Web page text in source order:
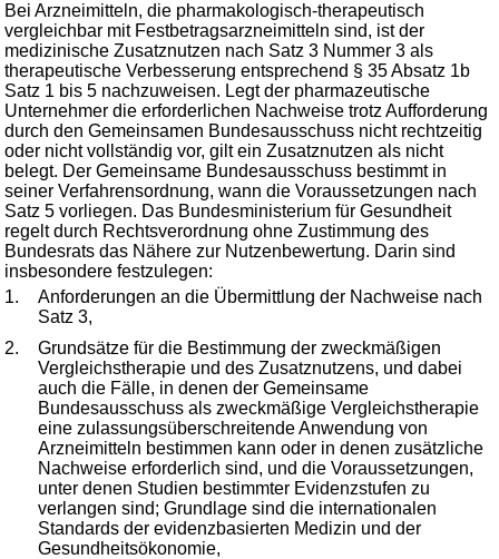
Bei Arzneimitteln, die pharmakologisch-therapeutisch
vergleichbar mit Festbetragsarzneimitteln sind, ist der
medizinische Zusatznutzen nach Satz 3 Nummer 3 als
therapeutische Verbesserung entsprechend § 35 Absatz 1b
Satz 1 bis 5 nachzuweisen. Legt der pharmazeutische
Unternehmer die erforderlichen Nachweise trotz Aufforderung
durch den Gemeinsamen Bundesausschuss nicht rechtzeitig
oder nicht vollständig vor, gilt ein Zusatznutzen als nicht
belegt. Der Gemeinsame Bundesausschuss bestimmt in
seiner Verfahrensordnung, wann die Voraussetzungen nach
Satz 5 vorliegen. Das Bundesministerium für Gesundheit
regelt durch Rechtsverordnung ohne Zustimmung des
Bundesrats das Nähere zur Nutzenbewertung. Darin sind
insbesondere festzulegen:
1.
Anforderungen an die Übermittlung der Nachweise nach
Satz 3,
2.
Grundsätze für die Bestimmung der zweckmäßigen
Vergleichstherapie und des Zusatznutzens, und dabei
auch die Fälle, in denen der Gemeinsame
Bundesausschuss als zweckmäßige Vergleichstherapie
eine zulassungsüberschreitende Anwendung von
Arzneimitteln bestimmen kann oder in denen zusätzliche
Nachweise erforderlich sind, und die Voraussetzungen,
unter denen Studien bestimmter Evidenzstufen zu
verlangen sind; Grundlage sind die internationalen
Standards der evidenzbasierten Medizin und der
Gesundheitsökonomie,